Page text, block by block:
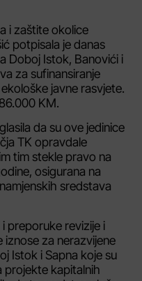
i zaštite okolice
potpisala je danas
Doboj Istok, Banovići i
za sufinansiranje
javne rasvjete.
KM.
da su ove jedinice
TK opravdale
tim stekle pravo na
osigurana na
sredstava
preporuke revizije i
iznose za nerazvijene
Istok i Sapna koje su
projekte kapitalnih